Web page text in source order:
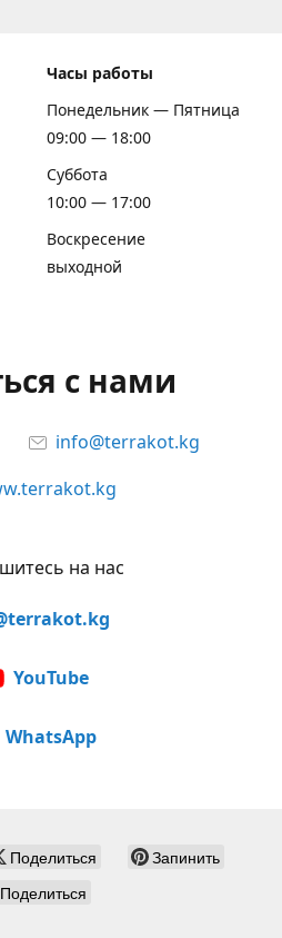
Часы работы
Понедельник — Пятница
09:00 — 18:00
Суббота
10:00 — 17:00
Воскресение
выходной
с нами
info@terrakot.kg
на нас
YouTube
WhatsApp
Поделиться
Запинить
Поделиться